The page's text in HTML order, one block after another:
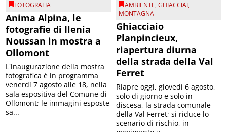
FOTOGRAFIA
Anima Alpina, le
fotografie di Ilenia
Noussan in mostra a
Ollomont
L'inaugurazione della mostra
fotografica è in programma
venerdì 7 agosto alle 18, nella
sala espositiva del Comune di
Ollomont; le immagini esposte
sa...
AMBIENTE,GHIACCIAI,
MONTAGNA
Ghiacciaio
Planpincieux,
riapertura diurna
della strada della Val
Ferret
Riapre oggi, giovedì 6 agosto,
solo di giorno e solo in
discesa, la strada comunale
della Val Ferret; si riduce lo
scenario di rischio, in